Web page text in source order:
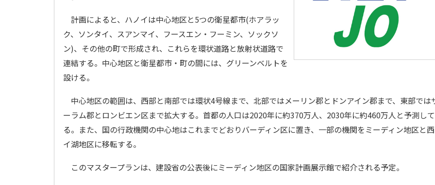
計画によると、ハノイは中心地区と5つの衛星都市(ホアラッ
ク、ソンタイ、スアンマイ、フースエン・フーミン、ソックソ
ン)、その他の町で形成され、これらを環状道路と放射状道路で
連結する。中心地区と衛星都市・町の間には、グリーンベルトを
設ける。
中心地区の範囲は、西部と南部では環状4号線まで、北部ではメーリン郡とドンアイン郡まで、東部では
ーラム郡とロンビエン区まで拡大する。首都の人口は2020年に約370万人、2030年に約460万人と予測し
る。また、国の行政機関の中心地はこれまでどおりバーディン区に置き、一部の機関をミーディン地区と
イ湖地区に移転する。
このマスタープランは、建設省の公表後にミーディン地区の国家計画展示館で紹介される予定。